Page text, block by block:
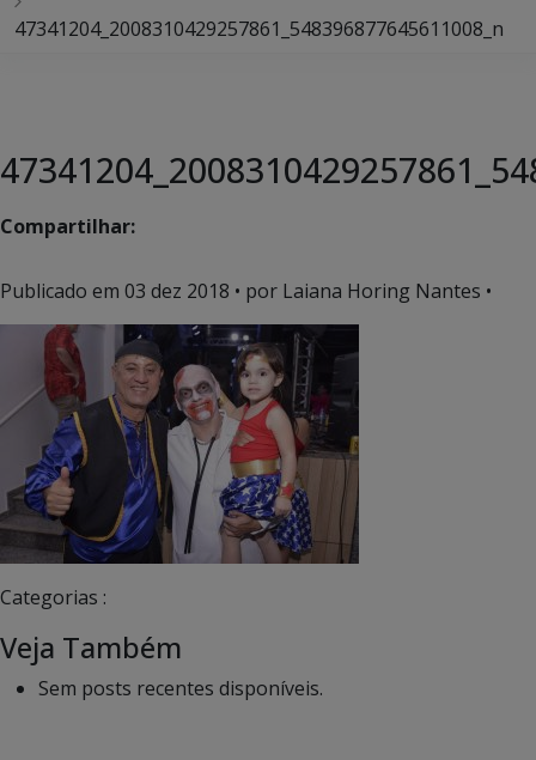
47341204_2008310429257861_548396877645611008_n
Compartilhar:
Publicado em 03 dez 2018 • por Laiana Horing Nantes •
Categorias :
Veja Também
Sem posts recentes disponíveis.